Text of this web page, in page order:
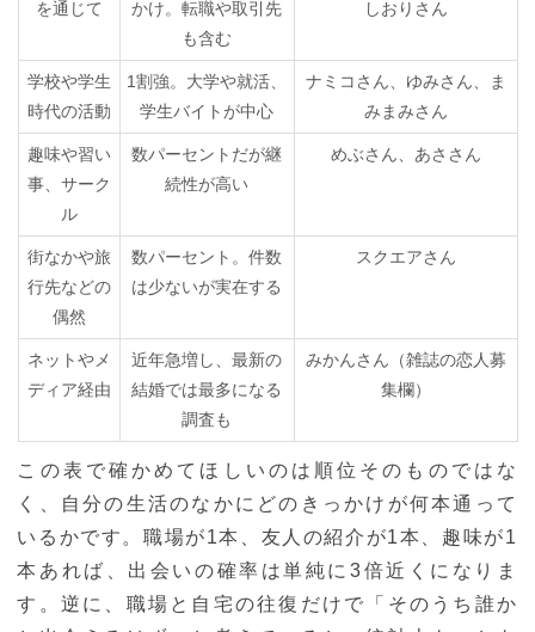
を通じて
かけ。転職や取引先
も含む
しおりさん
学校や学生
時代の活動
1割強。大学や就活、
学生バイトが中心
ナミコさん、ゆみさん、ま
みまみさん
趣味や習い
事、サーク
ル
数パーセントだが継
続性が高い
めぶさん、あささん
街なかや旅
行先などの
偶然
数パーセント。件数
は少ないが実在する
スクエアさん
ネットやメ
ディア経由
近年急増し、最新の
結婚では最多になる
調査も
みかんさん（雑誌の恋人募
集欄）
この表で確かめてほしいのは順位そのものではな
く、自分の生活のなかにどのきっかけが何本通って
いるかです。職場が1本、友人の紹介が1本、趣味が1
本あれば、出会いの確率は単純に3倍近くになりま
す。逆に、職場と自宅の往復だけで「そのうち誰か